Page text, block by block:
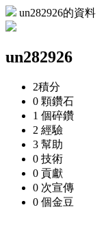
un282926的資料
un282926
2積分
0 顆鑽石
1 個碎鑽
2 經驗
3 幫助
0 技術
0 貢獻
0 次宣傳
0 個金豆